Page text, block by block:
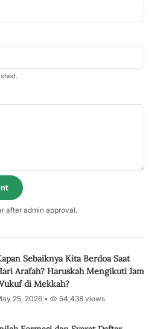
after admin approval.
Sebaiknya Kita Berdoa Saat
Arafah? Haruskah Mengikuti Jam
di Mekkah?
25, 2026 • 54,438 views